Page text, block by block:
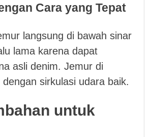
Cara yang Tepat
langsung di bawah sinar
lama karena dapat
asli denim. Jemur di
sirkulasi udara baik.
untuk